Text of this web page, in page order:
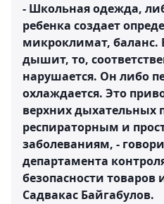
- Школьная одежда,
ребенка создает
микроклимат, баланс.
дышит, то,
нарушается. Он либо
охлаждается. Это
верхних дыхательных
респираторным и
заболеваниям, -
департамента
безопасности товаров
Садвакас Байгабулов.